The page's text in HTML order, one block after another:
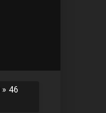
» 46